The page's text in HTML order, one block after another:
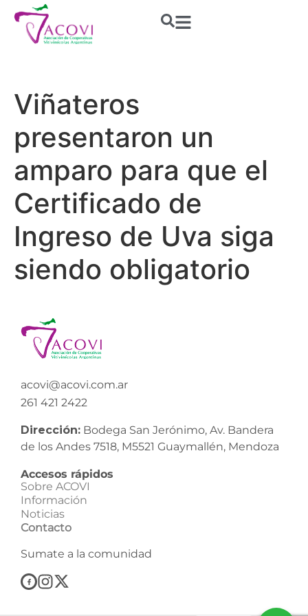
Viñateros
presentaron un
amparo para que el
Certificado de
Ingreso de Uva siga
siendo obligatorio
acovi@acovi.com.ar
261 421 2422
Dirección: Bodega San Jerónimo, Av. Bandera
de los Andes 7518, M5521 Guaymallén, Mendoza
Accesos rápidos
Sobre ACOVI
Información
Noticias
Contacto
Sumate a la comunidad